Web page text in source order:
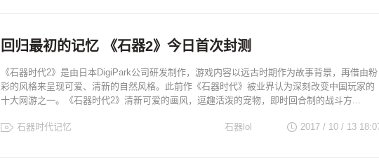
回归最初的记忆 《石器2》今日首次封测
《石器时代2》是由日本DigiPark公司研发制作，游戏内容以远古时期作为故事背景，再借由粉
彩的风格来呈现可爱、清新的自然风格。此前作《石器时代》被业界认为深刻改变中国玩家的
十大网游之一。《石器时代2》清新可爱的画风，逗趣活泼的宠物，即时回合制的战斗方...
石器时代记忆 2017 / 10 / 13
石器lol